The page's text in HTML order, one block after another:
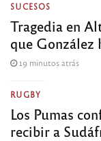
SUCESOS
Tragedia en
que González
19 minutos atrás
RUGBY
Los Pumas
recibir a